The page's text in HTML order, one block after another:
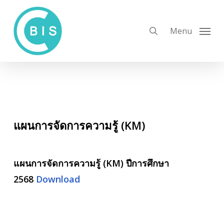
main
content
Menu
แผนการจัดการความรู้ (KM)
แผนการจัดการความรู้ (KM)ปีการศึกษา
2568Download